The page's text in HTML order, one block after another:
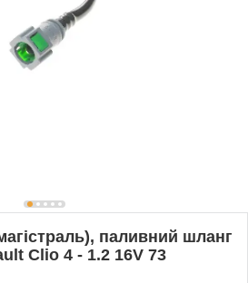
паливний шланг
Clio 4 - 1.2 16V 73